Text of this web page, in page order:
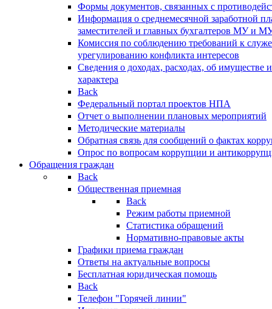
Формы документов, связанных с
Информация о среднемесячной заработной
заместителей и главных бухгалтеров МУ и
Комиссия по соблюдению требований к
урегулированию конфликта интересов
Сведения о доходах, расходах, об имуществе
характера
Back
Федеральный портал проектов НПА
Отчет о выполнении плановых мероприятий
Методические материалы
Обратная связь для сообщений о фактах
Опрос по вопросам коррупции и
Обращения граждан
Back
Общественная приемная
Back
Режим работы приемной
Статистика обращений
Нормативно-правовые акты
Графики приема граждан
Ответы на актуальные вопросы
Бесплатная юридическая помощь
Back
Телефон "Горячей линии"